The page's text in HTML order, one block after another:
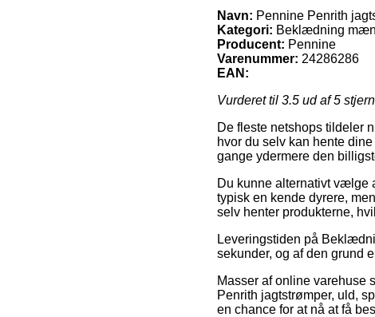
Navn: Pennine Penrith
Kategori: Beklædning
Producent: Pennine
Varenummer: 24286286
EAN:
Vurderet til 3.5 ud af 5
De fleste netshops tildeler
hvor du selv kan hente
gange ydermere den
Du kunne alternativt vælge
typisk en kende dyrere,
selv henter produkterne,
Leveringstiden på
sekunder, og af den grund
Masser af online varehuse
Penrith jagtstrømper, uld,
en chance for at nå at få